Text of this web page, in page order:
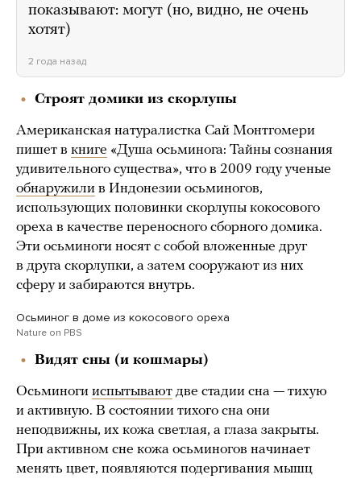
показывают: могут (но, видно, не очень
хотят)
2 года назад
Строят домики из скорлупы
Американская натуралистка Сай Монтгомери
пишет в книге «Душа осьминога: Тайны сознания
удивительного существа», что в 2009 году ученые
обнаружили в Индонезии осьминогов,
использующих половинки скорлупы кокосового
ореха в качестве переносного сборного домика.
Эти осьминоги носят с собой вложенные друг
в друга скорлупки, а затем сооружают из них
сферу и забираются внутрь.
Осьминог в доме из кокосового ореха
Nature on PBS
Видят сны (и кошмары)
Осьминоги испытывают две стадии сна — тихую
и активную. В состоянии тихого сна они
неподвижны, их кожа светлая, а глаза закрыты.
При активном сне кожа осьминогов начинает
менять цвет, появляются подергивания мышц